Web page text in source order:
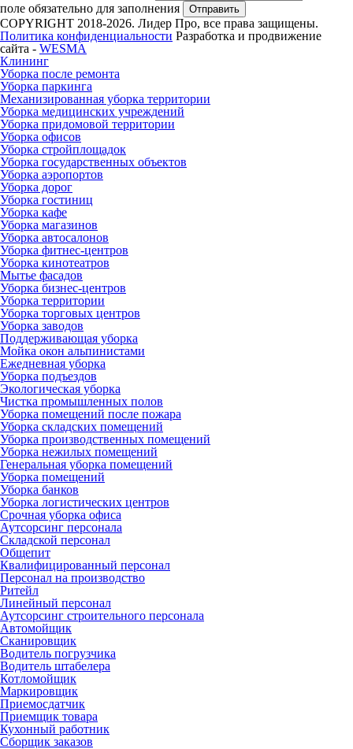
поле обязательно для заполнения
Отправить
COPYRIGHT 2018-2026. Лидер Про, все права защищены.
Политика конфиденциальности Разработка и продвижение
сайта - WESMA
Клининг
Уборка после ремонта
Уборка паркинга
Механизированная уборка территории
Уборка медицинских учреждений
Уборка придомовой территории
Уборка офисов
Уборка стройплощадок
Уборка государственных объектов
Уборка аэропортов
Уборка дорог
Уборка гостиниц
Уборка кафе
Уборка магазинов
Уборка автосалонов
Уборка фитнес-центров
Уборка кинотеатров
Мытье фасадов
Уборка бизнес-центров
Уборка территории
Уборка торговых центров
Уборка заводов
Поддерживающая уборка
Мойка окон альпинистами
Ежедневная уборка
Уборка подъездов
Экологическая уборка
Чистка промышленных полов
Уборка помещений после пожара
Уборка складских помещений
Уборка производственных помещений
Уборка нежилых помещений
Генеральная уборка помещений
Уборка помещений
Уборка банков
Уборка логистических центров
Срочная уборка офиса
Аутсорсинг персонала
Складской персонал
Общепит
Квалифицированный персонал
Персонал на производство
Ритейл
Линейный персонал
Аутсорсинг строительного персонала
Автомойщик
Сканировщик
Водитель погрузчика
Водитель штабелера
Котломойщик
Маркировщик
Приемосдатчик
Приемщик товара
Кухонный работник
Сборщик заказов